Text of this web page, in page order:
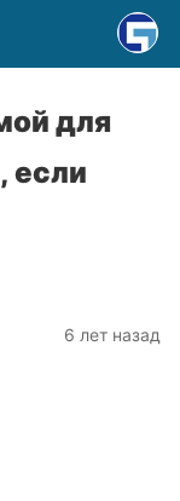
для
если
6 лет назад